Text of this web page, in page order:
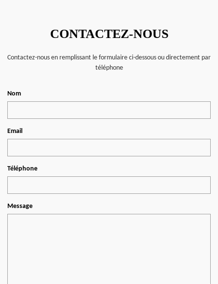
CONTACTEZ-NOUS
Contactez-nous en remplissant le formulaire ci-dessous ou directement par
téléphone
Nom
Email
Téléphone
Message